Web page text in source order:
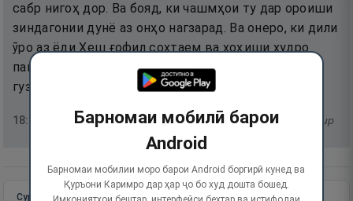
сабр нигоҳ дор. Ва бояд, ки чашмҳои ту дар ороиши
зиндагонии дунё аз онҳо нагзарад. Ва онеро, ки дили
ӯро аз ёди Хеш ғофил сохтаем ва хоҳиши худро
пайравӣ кардааст, итоъат макун ва кори ӯ аз ҳад
гузаштааст.
18: тафсир
Сураи пурра Идома додан
Барномаи мобилӣ барои
Android
Барномаи мобилии моро барои Android боргирӣ кунед ва
Қуръони Каримро дар ҳар ҷо бо худ дошта бошед.